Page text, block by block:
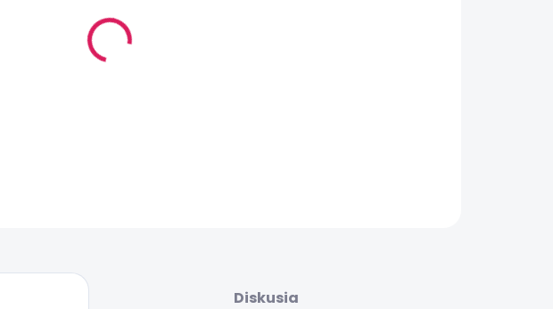
MOŽNOSTI
DORUČENIA
Diskusia